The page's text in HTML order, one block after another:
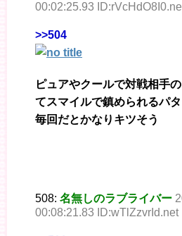
00:02:25.93
>>504
ピュアやクールで対戦相手
てスマイルで鎮められるパ
毎回だとかなりキツそう
508: 名無しのラブライバー
00:08:21.83 ID:wTlZzvrId.net